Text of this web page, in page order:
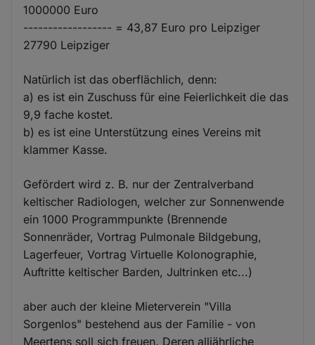
1000000 Euro
------------------ = 43,87 Euro pro Leipziger
27790 Leipziger
Natürlich ist das oberflächlich, denn:
a) es ist ein Zuschuss für eine Feierlichkeit die das
9,9 fache kostet.
b) es ist eine Unterstützung eines Vereins mit
klammer Kasse.
Gefördert wird z. B. nur der Zentralverband
keltischer Radiologen, welcher zur Sonnenwende
ein 1000 Programmpunkte (Brennende
Sonnenräder, Vortrag Pulmonale Bildgebung,
Lagerfeuer, Vortrag Virtuelle Kolonographie,
Auftritte keltischer Barden, Jultrinken etc...)
aber auch der kleine Mieterverein "Villa
Sorgenlos" bestehend aus der Familie - von
Meertens soll sich freuen. Deren alljährliche